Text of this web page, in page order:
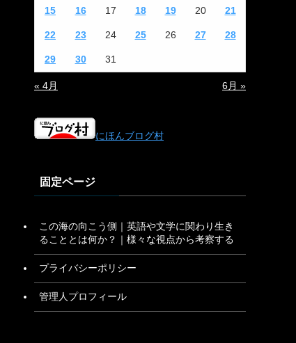
15 16 17 18 19 20 21
22 23 24 25 26 27 28
29 30 31
« 4月 6月 »
にほんブログ村
固定ページ
この海の向こう側｜英語や文学に関わり生き
ることとは何か？｜様々な視点から考察する
プライバシーポリシー
管理人プロフィール